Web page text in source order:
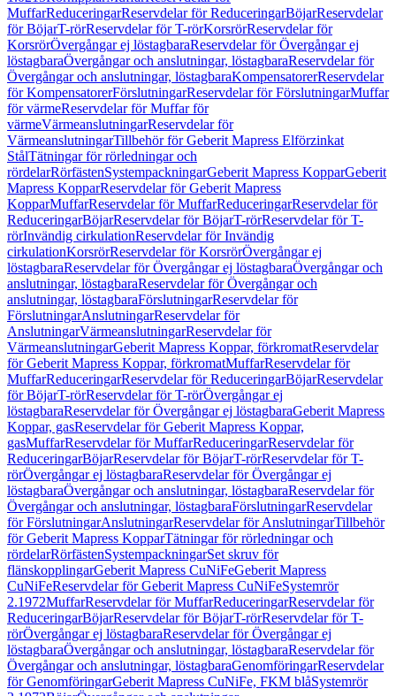
MuffarReduceringarReservdelar för ReduceringarBöjarReservdelar
för BöjarT-rörReservdelar för T-rörKorsrörReservdelar för
KorsrörÖvergångar ej löstagbaraReservdelar för Övergångar ej
löstagbaraÖvergångar och anslutningar, löstagbaraReservdelar för
Övergångar och anslutningar, löstagbaraKompensatorerReservdelar
för KompensatorerFörslutningarReservdelar för FörslutningarMuffar
för värmeReservdelar för Muffar för
värmeVärmeanslutningarReservdelar för
VärmeanslutningarTillbehör för Geberit Mapress Elförzinkat
StålTätningar för rörledningar och
rördelarRörfästenSystempackningarGeberit Mapress KopparGeberit
Mapress KopparReservdelar för Geberit Mapress
KopparMuffarReservdelar för MuffarReduceringarReservdelar för
ReduceringarBöjarReservdelar för BöjarT-rörReservdelar för T-
rörInvändig cirkulationReservdelar för Invändig
cirkulationKorsrörReservdelar för KorsrörÖvergångar ej
löstagbaraReservdelar för Övergångar ej löstagbaraÖvergångar och
anslutningar, löstagbaraReservdelar för Övergångar och
anslutningar, löstagbaraFörslutningarReservdelar för
FörslutningarAnslutningarReservdelar för
AnslutningarVärmeanslutningarReservdelar för
VärmeanslutningarGeberit Mapress Koppar, förkromatReservdelar
för Geberit Mapress Koppar, förkromatMuffarReservdelar för
MuffarReduceringarReservdelar för ReduceringarBöjarReservdelar
för BöjarT-rörReservdelar för T-rörÖvergångar ej
löstagbaraReservdelar för Övergångar ej löstagbaraGeberit Mapress
Koppar, gasReservdelar för Geberit Mapress Koppar,
gasMuffarReservdelar för MuffarReduceringarReservdelar för
ReduceringarBöjarReservdelar för BöjarT-rörReservdelar för T-
rörÖvergångar ej löstagbaraReservdelar för Övergångar ej
löstagbaraÖvergångar och anslutningar, löstagbaraReservdelar för
Övergångar och anslutningar, löstagbaraFörslutningarReservdelar
för FörslutningarAnslutningarReservdelar för AnslutningarTillbehör
för Geberit Mapress KopparTätningar för rörledningar och
rördelarRörfästenSystempackningarSet skruv för
flänskopplingarGeberit Mapress CuNiFeGeberit Mapress
CuNiFeReservdelar för Geberit Mapress CuNiFeSystemrör
2.1972MuffarReservdelar för MuffarReduceringarReservdelar för
ReduceringarBöjarReservdelar för BöjarT-rörReservdelar för T-
rörÖvergångar ej löstagbaraReservdelar för Övergångar ej
löstagbaraÖvergångar och anslutningar, löstagbaraReservdelar för
Övergångar och anslutningar, löstagbaraGenomföringarReservdelar
för GenomföringarGeberit Mapress CuNiFe, FKM blåSystemrör